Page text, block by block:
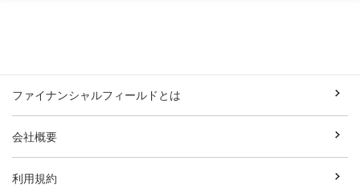
ファイナンシャルフィールドとは
会社概要
利用規約